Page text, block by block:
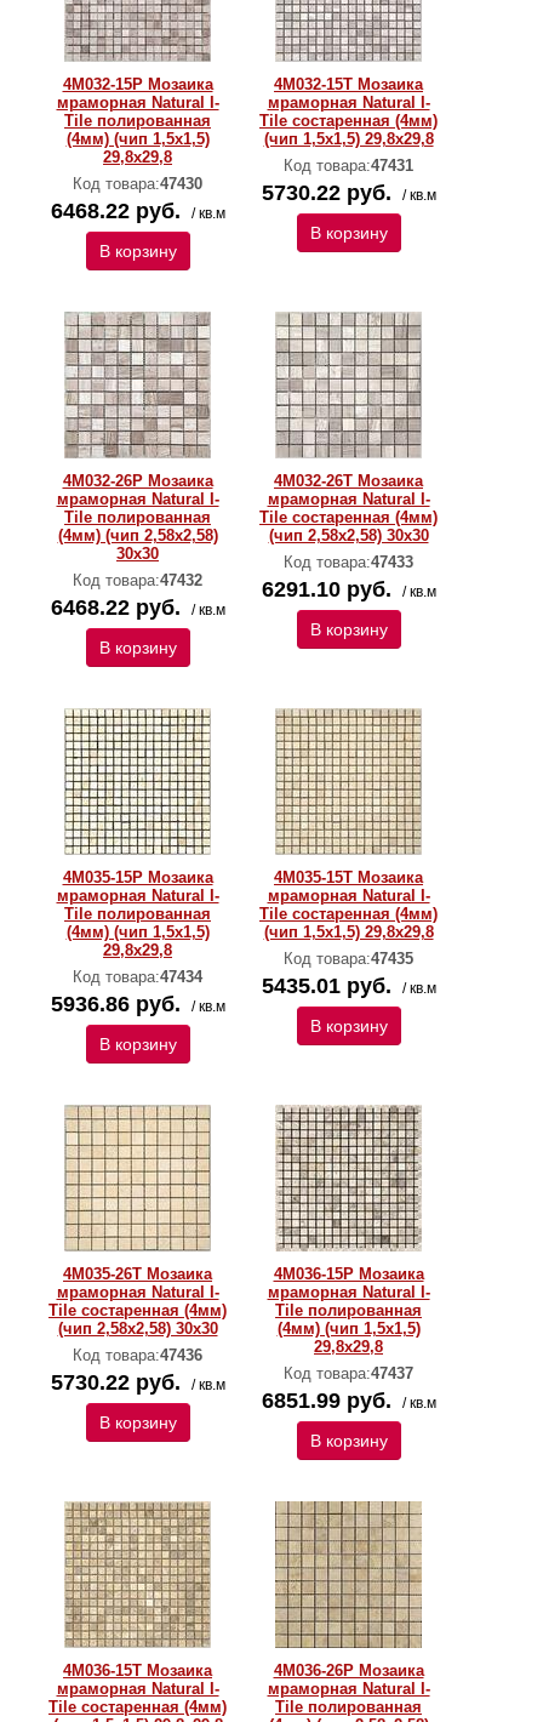
4M032-15P Мозаика
мраморная Natural I-
Тilе полированная
(4мм) (чип 1,5x1,5)
29,8х29,8
Код товара:47430
6468.22 руб. / кв.м
В корзину
4M032-15T Мозаика
мраморная Natural I-
Тilе состаренная (4мм)
(чип 1,5x1,5) 29,8х29,8
Код товара:47431
5730.22 руб. / кв.м
В корзину
4M032-26P Мозаика
мраморная Natural I-
Тilе полированная
(4мм) (чип 2,58х2,58)
30х30
Код товара:47432
6468.22 руб. / кв.м
В корзину
4M032-26T Мозаика
мраморная Natural I-
Тilе состаренная (4мм)
(чип 2,58х2,58) 30х30
Код товара:47433
6291.10 руб. / кв.м
В корзину
4M035-15P Мозаика
мраморная Natural I-
Тilе полированная
(4мм) (чип 1,5x1,5)
29,8х29,8
Код товара:47434
5936.86 руб. / кв.м
В корзину
4M035-15T Мозаика
мраморная Natural I-
Тilе состаренная (4мм)
(чип 1,5x1,5) 29,8х29,8
Код товара:47435
5435.01 руб. / кв.м
В корзину
4M035-26T Мозаика
мраморная Natural I-
Тilе состаренная (4мм)
(чип 2,58х2,58) 30х30
Код товара:47436
5730.22 руб. / кв.м
В корзину
4M036-15P Мозаика
мраморная Natural I-
Тilе полированная
(4мм) (чип 1,5x1,5)
29,8х29,8
Код товара:47437
6851.99 руб. / кв.м
В корзину
4M036-15T Мозаика
мраморная Natural I-
Тilе состаренная (4мм)
4M036-26P Мозаика
мраморная Natural I-
Тilе полированная